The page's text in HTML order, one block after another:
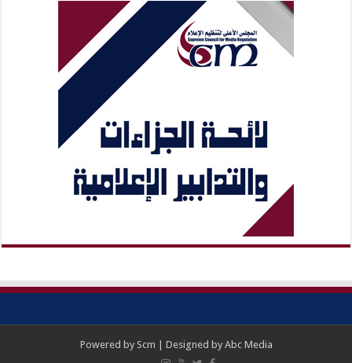
Powered by Scm | Designed by Abc Media